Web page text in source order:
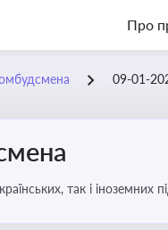
Про
09-01-
так і